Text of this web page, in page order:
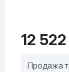
12
Продажа